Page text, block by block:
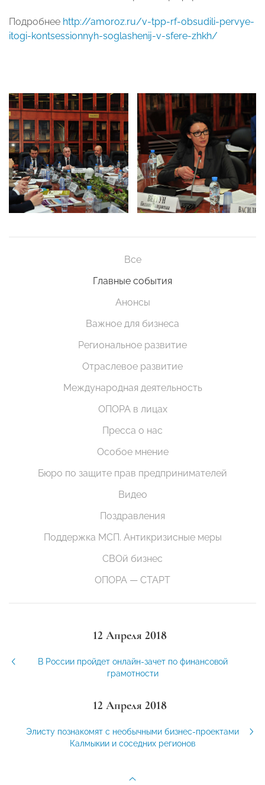
Подробнее http://amoroz.ru/v-tpp-rf-obsudili-pervye-
itogi-kontsessionnyh-soglashenij-v-sfere-zhkh/
Все
Главные события
Анонсы
Важное для бизнеса
Региональное развитие
Отраслевое развитие
Международная деятельность
ОПОРА в лицах
Пресса о нас
Особое мнение
Бюро по защите прав предпринимателей
Видео
Поздравления
Поддержка МСП. Антикризисные меры
СВОй бизнес
ОПОРА — СТАРТ
12 Апреля 2018
В России пройдет онлайн-зачет по финансовой
грамотности
12 Апреля 2018
Элисту познакомят с необычными бизнес-проектами
Калмыкии и соседних регионов